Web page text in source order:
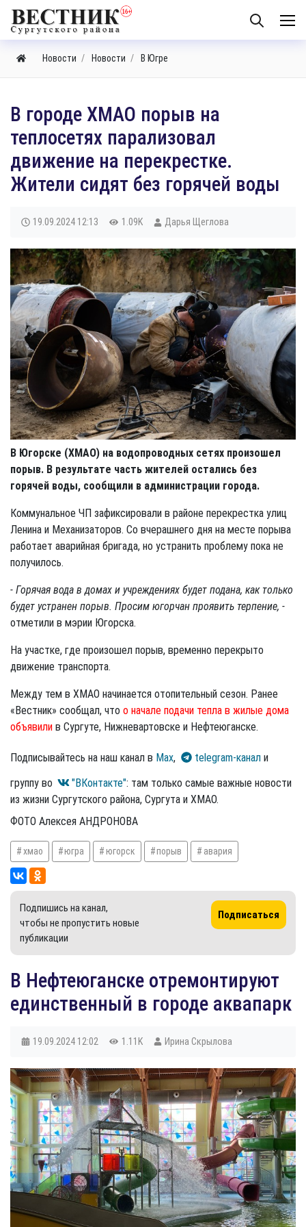
Новости Новости В Югре
В городе ХМАО порыв на
теплосетях парализовал
движение на перекрестке.
Жители сидят без горячей воды
19.09.2024 12:13 1.09K Дарья Щеглова
В Югорске (ХМАО) на водопроводных сетях произошел
порыв. В результате часть жителей остались без
горячей воды, сообщили в администрации города.
Коммунальное ЧП зафиксировали в районе перекрестка улиц
Ленина и Механизаторов. Со вчерашнего дня на месте порыва
работает аварийная бригада, но устранить проблему пока не
получилось.
- Горячая вода в домах и учреждениях будет подана, как только
будет устранен порыв. Просим югорчан проявить терпение, -
отметили в мэрии Югорска.
На участке, где произошел порыв, временно перекрыто
движение транспорта.
Между тем в ХМАО начинается отопительный сезон. Ранее
«Вестник» сообщал, что о начале подачи тепла в жилые дома
объявили в Сургуте, Нижневартовске и Нефтеюганске.
Подписывайтесь на наш канал в Max, telegram-канал и
группу во
"ВКонтакте": там только самые важные новости
из жизни Сургутского района, Сургута и ХМАО.
ФОТО Алексея АНДРОНОВА
хмао югра югорск порыв авария
Подпишись на канал,
чтобы не пропустить новые
публикации
Подписаться
​В Нефтеюганске отремонтируют
единственный в городе аквапарк
19.09.2024 12:02 1.11K Ирина Скрылова